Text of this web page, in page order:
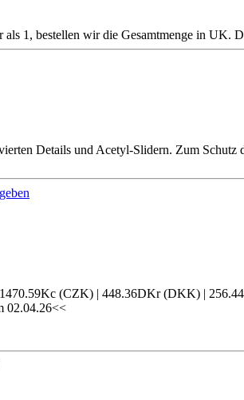
1, bestellen wir die Gesamtmenge in UK.
Details und Acetyl-Slidern. Zum Schutz
(CZK) | 448.36DKr (DKK) |
02.04.26<<